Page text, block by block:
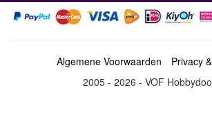
Algemene Voorwaarden
Privacy
2005 - 2026 - VOF